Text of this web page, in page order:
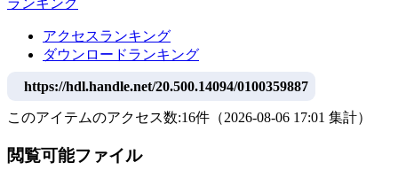
ランキング
アクセスランキング
ダウンロードランキング
https://hdl.handle.net/20.500.14094/0100359887
このアイテムのアクセス数:16件 （2026-08-06 17:01 集計）
閲覧可能ファイル